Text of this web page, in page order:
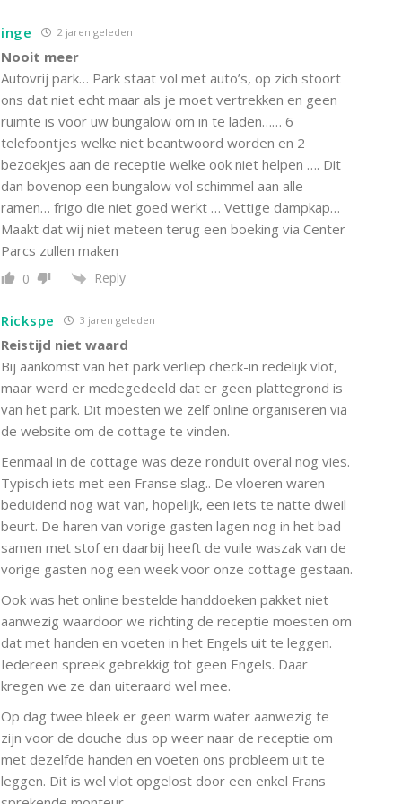
inge 2 jaren geleden
Nooit meer
Autovrij park… Park staat vol met auto’s, op zich stoort
ons dat niet echt maar als je moet vertrekken en geen
ruimte is voor uw bungalow om in te laden…… 6
telefoontjes welke niet beantwoord worden en 2
bezoekjes aan de receptie welke ook niet helpen …. Dit
dan bovenop een bungalow vol schimmel aan alle
ramen… frigo die niet goed werkt … Vettige dampkap…
Maakt dat wij niet meteen terug een boeking via Center
Parcs zullen maken
0 Reply
Rickspe 3 jaren geleden
Reistijd niet waard
Bij aankomst van het park verliep check-in redelijk vlot,
maar werd er medegedeeld dat er geen plattegrond is
van het park. Dit moesten we zelf online organiseren via
de website om de cottage te vinden.
Eenmaal in de cottage was deze ronduit overal nog vies.
Typisch iets met een Franse slag.. De vloeren waren
beduidend nog wat van, hopelijk, een iets te natte dweil
beurt. De haren van vorige gasten lagen nog in het bad
samen met stof en daarbij heeft de vuile waszak van de
vorige gasten nog een week voor onze cottage gestaan.
Ook was het online bestelde handdoeken pakket niet
aanwezig waardoor we richting de receptie moesten om
dat met handen en voeten in het Engels uit te leggen.
Iedereen spreek gebrekkig tot geen Engels. Daar
kregen we ze dan uiteraard wel mee.
Op dag twee bleek er geen warm water aanwezig te
zijn voor de douche dus op weer naar de receptie om
met dezelfde handen en voeten ons probleem uit te
leggen. Dit is wel vlot opgelost door een enkel Frans